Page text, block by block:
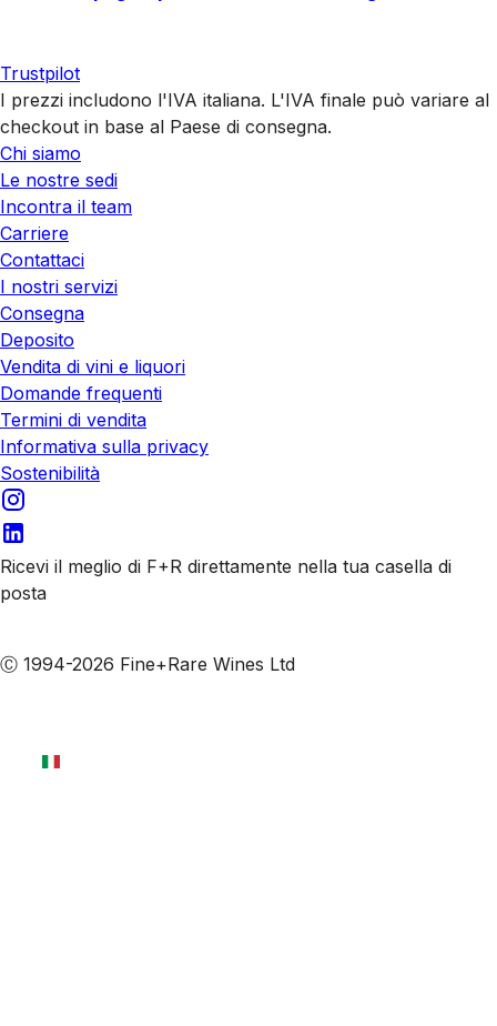
Trustpilot
I prezzi includono l'IVA italiana. L'IVA finale può variare al
checkout in base al Paese di consegna.
Chi siamo
Le nostre sedi
Incontra il team
Carriere
Contattaci
I nostri servizi
Consegna
Deposito
Vendita di vini e liquori
Domande frequenti
Termini di vendita
Informativa sulla privacy
Sostenibilità
Ricevi il meglio di F+R direttamente nella tua casella di
posta
Ⓒ 1994-2026 Fine+Rare Wines Ltd